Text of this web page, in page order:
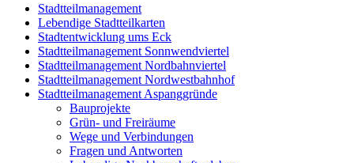
Stadtteilmanagement
Lebendige Stadtteilkarten
Stadtentwicklung ums Eck
Stadtteilmanagement Sonnwendviertel
Stadtteilmanagement Nordbahnviertel
Stadtteilmanagement Nordwestbahnhof
Stadtteilmanagement Aspanggründe
Bauprojekte
Grün- und Freiräume
Wege und Verbindungen
Fragen und Antworten